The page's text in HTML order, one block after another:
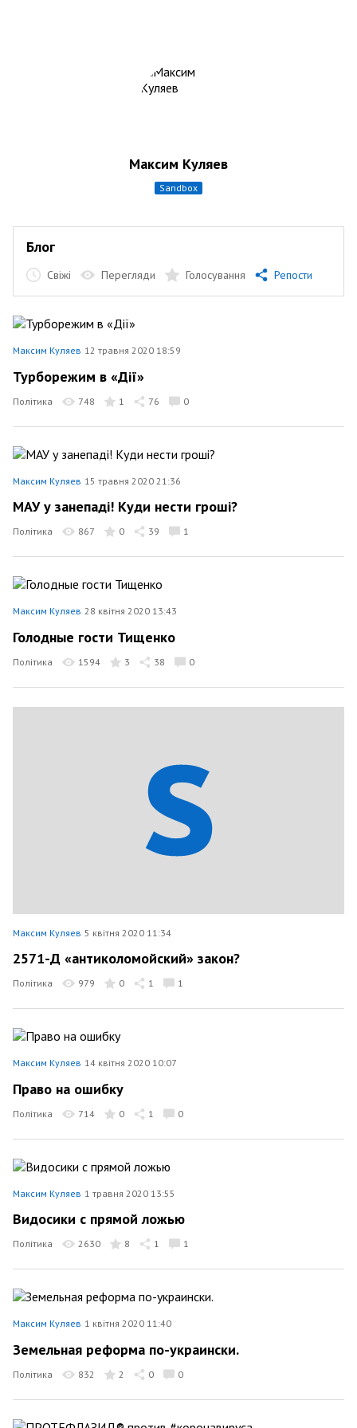
Максим Куляев
sandbox
Блог
Свіжі Перегляди Голосування Репости
Максим Куляев 12 травня 2020 18:59
Турборежим в «Дії»
Політика 748 1 76 0
Максим Куляев 15 травня 2020 21:36
МАУ у занепаді! Куди нести гроші?
Політика 867 0 39 1
Максим Куляев 28 квітня 2020 13:43
Голодные гости Тищенко
Політика 1594 3 38 0
Максим Куляев 5 квітня 2020 11:34
2571-Д «антиколомойский» закон?
Політика 979 0 1 1
Максим Куляев 14 квітня 2020 10:07
Право на ошибку
Політика 714 0 1 0
Максим Куляев 1 травня 2020 13:55
Видосики с прямой ложью
Політика 2630 8 1 1
Максим Куляев 1 квітня 2020 11:40
Земельная реформа по-украински.
Політика 832 2 0 0